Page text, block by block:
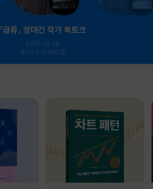
『급류』 정대건 작가 북토크
2026.08.28.
예스24 강서NC점